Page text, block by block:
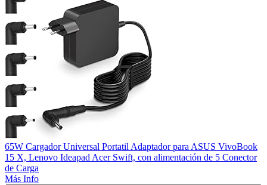
65W Cargador Universal Portatil Adaptador para ASUS VivoBook
15 X, Lenovo Ideapad Acer Swift, con alimentación de 5 Conector
de Carga
Más Info